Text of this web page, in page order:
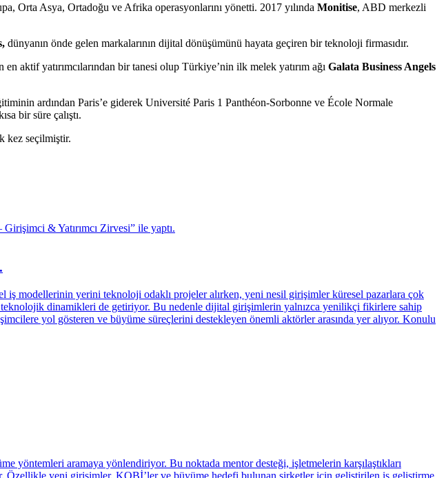
Orta Asya, Ortadoğu ve Afrika operasyonlarını yönetti. 2017 yılında Monitise, ABD merkezli
dünyanın önde gelen markalarının dijital dönüşümünü hayata geçiren bir teknoloji firmasıdır.
aktif yatırımcılarından bir tanesi olup Türkiye’nin ilk melek yatırım ağı Galata Business Angels
ardından Paris’e giderek Université Paris 1 Panthéon-Sorbonne ve École Normale
bir süre çalıştı.
kez seçilmiştir.